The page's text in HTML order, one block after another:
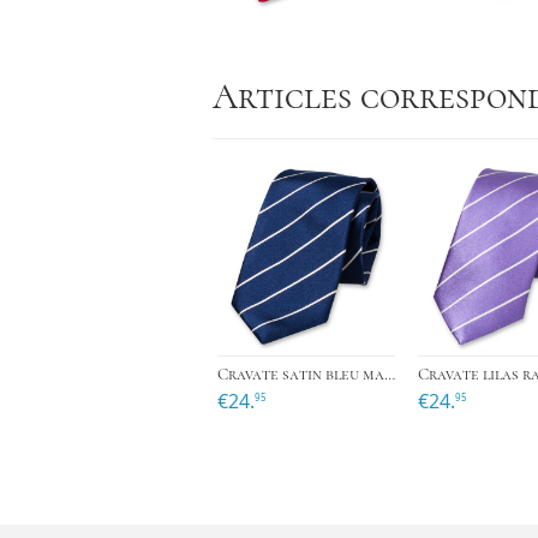
Articles
›
Cravate satin bleu marine à rayures
€24.95
Cravate lilas
€24.95